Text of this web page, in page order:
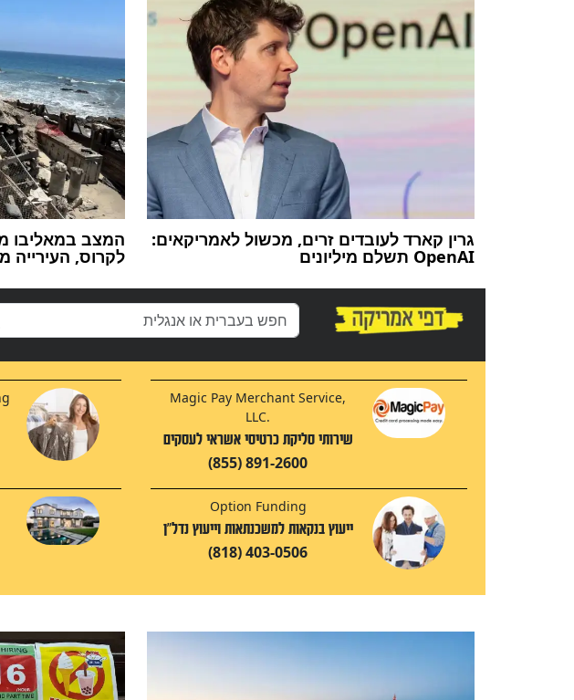
המצב במאליבו
לקרוס,
גרין קארד לעובדים זרים, מכשול לאמריקאים:
OpenAI תשלם מיליונים
Magic Pay Merchant Service,
LLC.
שירותי סליקת כרטיסי אשראי לעסקים
(855) 891-2600
Option Funding
ייעוץ בנקאות למשכנתאות וייעוץ נדל"ן
(818) 403-0506